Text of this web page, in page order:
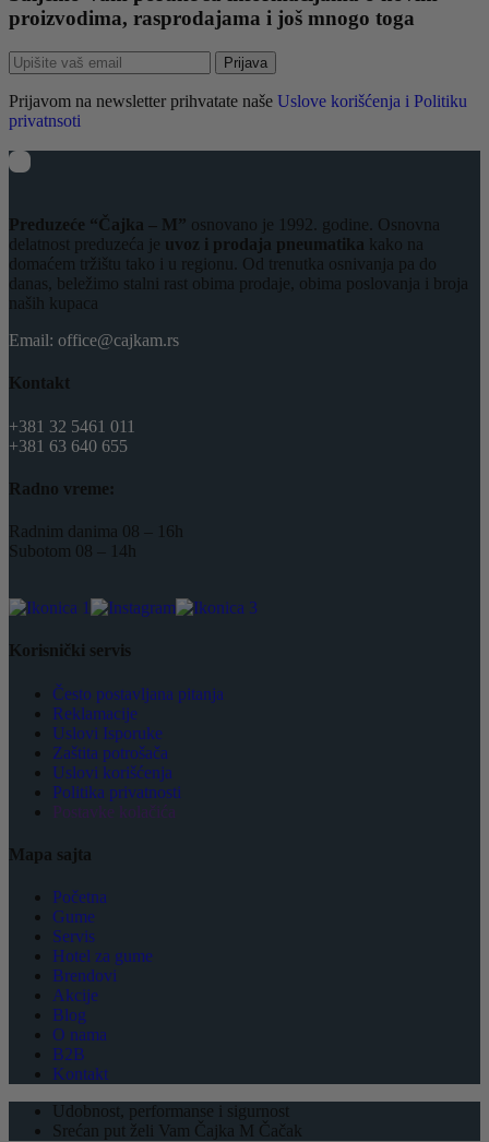
proizvodima, rasprodajama i još mnogo toga
Prijava
Prijavom na newsletter prihvatate naše Uslove korišćenja i Politiku
privatnsoti
Preduzeće “Čajka – M” osnovano je 1992. godine. Osnovna
delatnost preduzeća je uvoz i prodaja pneumatika kako na
domaćem tržištu tako i u regionu. Od trenutka osnivanja pa do
danas, beležimo stalni rast obima prodaje, obima poslovanja i broja
naših kupaca
Email: office@cajkam.rs
Kontakt
+381 32 5461 011
+381 63 640 655
Radno vreme:
Radnim danima 08 – 16h
Subotom 08 – 14h
Korisnički servis
Često postavljana pitanja
Reklamacije
Uslovi Isporuke
Zaštita potrošača
Uslovi korišćenja
Politika privatnosti
Postavke kolačića
Mapa sajta
Početna
Gume
Servis
Hotel za gume
Brendovi
Akcije
Blog
O nama
B2B
Kontakt
Udobnost, performanse i sigurnost
Srećan put želi Vam Čajka M Čačak